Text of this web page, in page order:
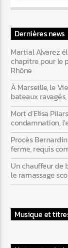
Dernières news
Martial Alvarez
chapitre pour le
Rhône
À Marseille, le
bateaux
Mort d’Elisa
condamnation,
Procès
ferme, requis
Un chauffeur de
le ramassage
Musique et